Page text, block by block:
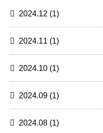
2024.12 (1)
2024.11 (1)
2024.10 (1)
2024.09 (1)
2024.08 (1)